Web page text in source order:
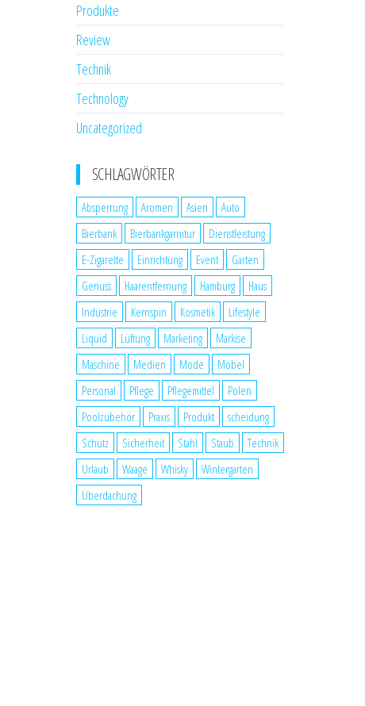
Produkte
Review
Technik
Technology
Uncategorized
SCHLAGWÖRTER
Absperrung Aromen Asien
Auto
Bierbank
Bierbankgarnitur
Dienstleistung
E-Zigarette
Einrichtung Event
Garten
Genuss
Haarentfernung Hamburg
Haus
Industrie
Kernspin Kosmetik
Lifestyle
Liquid
Lüftung Marketing
Markise
Maschine
Medien Mode
Möbel
Personal
Pflege Pflegemittel
Polen
Poolzubehör
Praxis Produkt
scheidung
Schutz
Sicherheit Stahl Staub
Technik
Urlaub
Waage Whisky
Wintergarten
Überdachung